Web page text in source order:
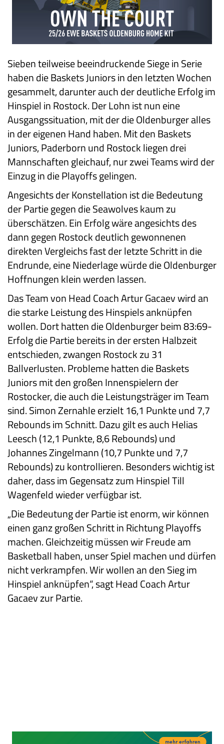
Sieben teilweise beeindruckende Siege in Serie
haben die Baskets Juniors in den letzten Wochen
gesammelt, darunter auch der deutliche Erfolg im
Hinspiel in Rostock. Der Lohn ist nun eine
Ausgangssituation, mit der die Oldenburger alles
in der eigenen Hand haben. Mit den Baskets
Juniors, Paderborn und Rostock liegen drei
Mannschaften gleichauf, nur zwei Teams wird der
Einzug in die Playoffs gelingen.
Angesichts der Konstellation ist die Bedeutung
der Partie gegen die Seawolves kaum zu
überschätzen. Ein Erfolg wäre angesichts des
dann gegen Rostock deutlich gewonnenen
direkten Vergleichs fast der letzte Schritt in die
Endrunde, eine Niederlage würde die Oldenburger
Hoffnungen klein werden lassen.
Das Team von Head Coach Artur Gacaev wird an
die starke Leistung des Hinspiels anknüpfen
wollen. Dort hatten die Oldenburger beim 83:69-
Erfolg die Partie bereits in der ersten Halbzeit
entschieden, zwangen Rostock zu 31
Ballverlusten. Probleme hatten die Baskets
Juniors mit den großen Innenspielern der
Rostocker, die auch die Leistungsträger im Team
sind. Simon Zernahle erzielt 16,1 Punkte und 7,7
Rebounds im Schnitt. Dazu gilt es auch Helias
Leesch (12,1 Punkte, 8,6 Rebounds) und
Johannes Zingelmann (10,7 Punkte und 7,7
Rebounds) zu kontrollieren. Besonders wichtig ist
daher, dass im Gegensatz zum Hinspiel Till
Wagenfeld wieder verfügbar ist.
„Die Bedeutung der Partie ist enorm, wir können
einen ganz großen Schritt in Richtung Playoffs
machen. Gleichzeitig müssen wir Freude am
Basketball haben, unser Spiel machen und dürfen
nicht verkrampfen. Wir wollen an den Sieg im
Hinspiel anknüpfen“, sagt Head Coach Artur
Gacaev zur Partie.